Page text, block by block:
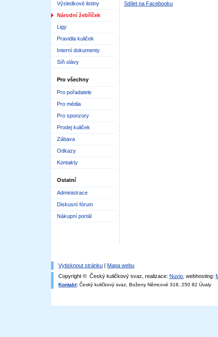
Výsledkové listiny
Národní žebříček
Ligy
Pravidla kuliček
Interní dokumenty
Síň slávy
Pro všechny
Pro pořadatele
Pro média
Pro sponzory
Prodej kuliček
Zábava
Odkazy
Kontakty
Ostatní
Administrace
Diskusní fórum
Nákupní portál
Sdílet na Facebooku
Vytisknout stránku | Mapa webu
Copyright © Český kuličkový svaz, realizace: Nuvio , webhosting:
Kontakt: Český kuličkový svaz, Boženy Němcové 318, 250 82 Úvaly